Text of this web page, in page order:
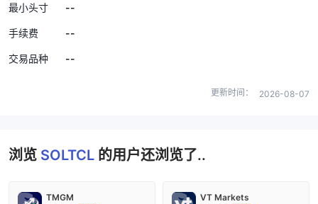
最小头寸 --
手续费 --
交易品种 --
更新时间： 2026-08-07
浏览 SOLTCL 的用户还浏览了..
TMGM VT Markets